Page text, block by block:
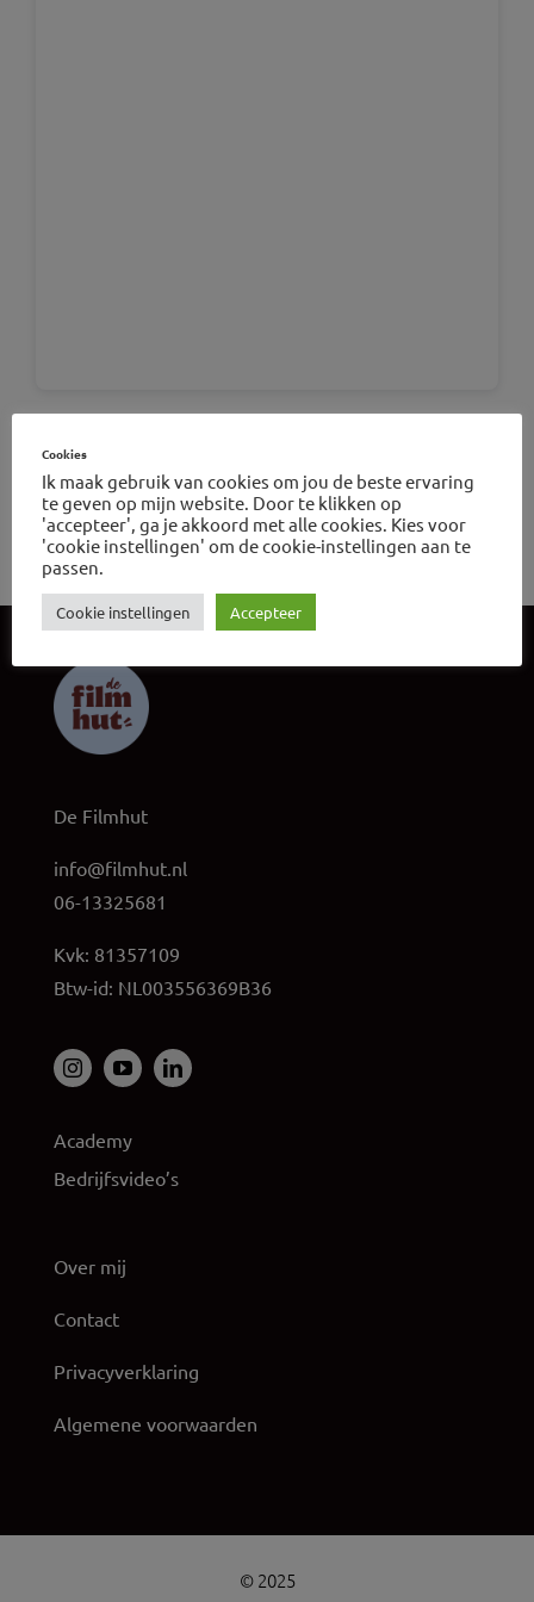
by ellenzwaving
De Filmhut
info@filmhut.nl
06-13325681
Kvk: 81357109
Btw-id: NL003556369B36
Academy
Bedrijfsvideo’s
Over mij
Contact
Privacyverklaring
Algemene voorwaarden
© 2025
Cookies
Ik maak gebruik van cookies om jou de beste ervaring
te geven op mijn website. Door te klikken op
'accepteer', ga je akkoord met alle cookies. Kies voor
'cookie instellingen' om de cookie-instellingen aan te
passen.
Cookie instellingen Accepteer